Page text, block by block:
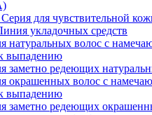
для чувствительной
укладочных средств
натуральных волос с
выпадению
заметно редеющих
окрашенных волос с
выпадению
заметно редеющих